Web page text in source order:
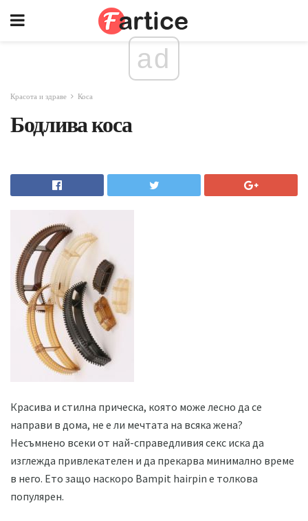
ad
Красота и здраве Коса
Бодлива коса
Красива и стилна прическа, която може лесно да се
направи в дома, не е ли мечтата на всяка жена?
Несъмнено всеки от най-справедливия секс иска да
изглежда привлекателен и да прекарва минимално време
в него. Ето защо наскоро Bampit hairpin е толкова
популярен.